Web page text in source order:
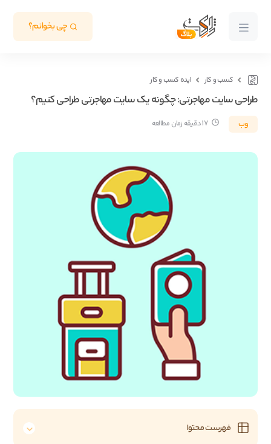
چی بخوانم؟
کسب و کار ایده کسب و کار
طراحی سایت مهاجرتی: چگونه یک سایت مهاجرتی طراحی کنیم؟
وب 17 دقیقه زمان مطالعه
فهرست محتوا